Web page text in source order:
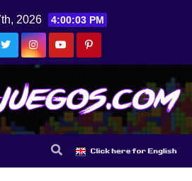
2026 4:00:03 PM